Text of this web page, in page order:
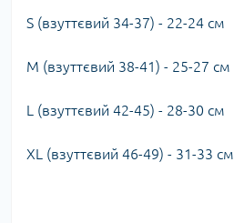
S (взуттєвий 34-37) - 22-24 см
M (взуттєвий 38-41) - 25-27 см
L (взуттєвий 42-45) - 28-30 см
XL (взуттєвий 46-49) - 31-33 см